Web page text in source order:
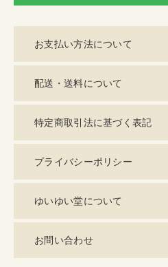
お支払い方法について
配送・送料について
特定商取引法に基づく表記
プライバシーポリシー
ゆいゆい堂について
お問い合わせ